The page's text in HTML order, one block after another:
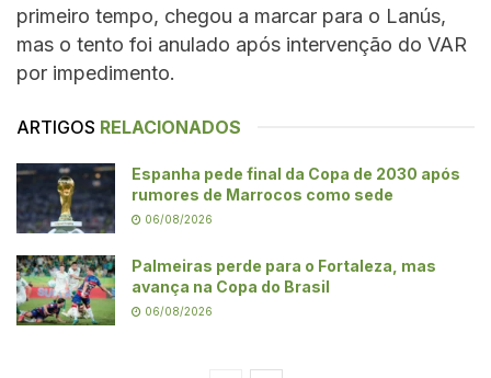
primeiro tempo, chegou a marcar para o Lanús,
mas o tento foi anulado após intervenção do VAR
por impedimento.
ARTIGOS RELACIONADOS
Espanha pede final da Copa de 2030 após
rumores de Marrocos como sede
06/08/2026
Palmeiras perde para o Fortaleza, mas
avança na Copa do Brasil
06/08/2026